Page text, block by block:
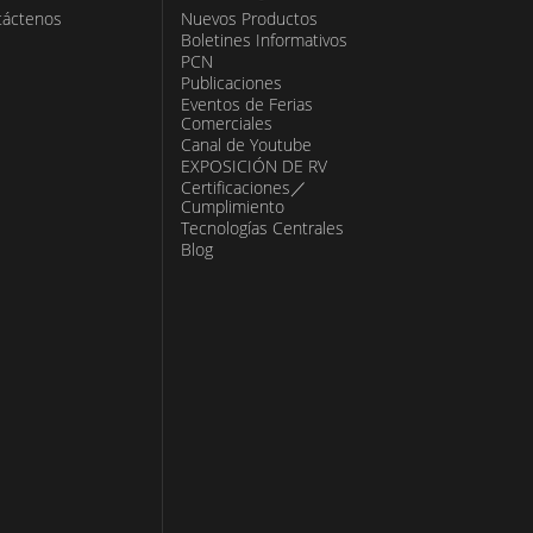
Nuevos Productos
Boletines Informativos
PCN
Publicaciones
Eventos de Ferias
Comerciales
Canal de Youtube
EXPOSICIÓN DE RV
Certificaciones／
Cumplimiento
Tecnologías Centrales
Blog